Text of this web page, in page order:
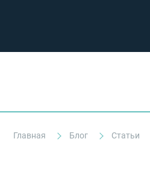
Главная Блог Статьи